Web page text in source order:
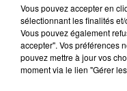
Vous pouvez accepter en
sélectionnant les finalités
Vous pouvez également
accepter". Vos préférences
pouvez mettre à jour vos
moment via le lien "Gérer